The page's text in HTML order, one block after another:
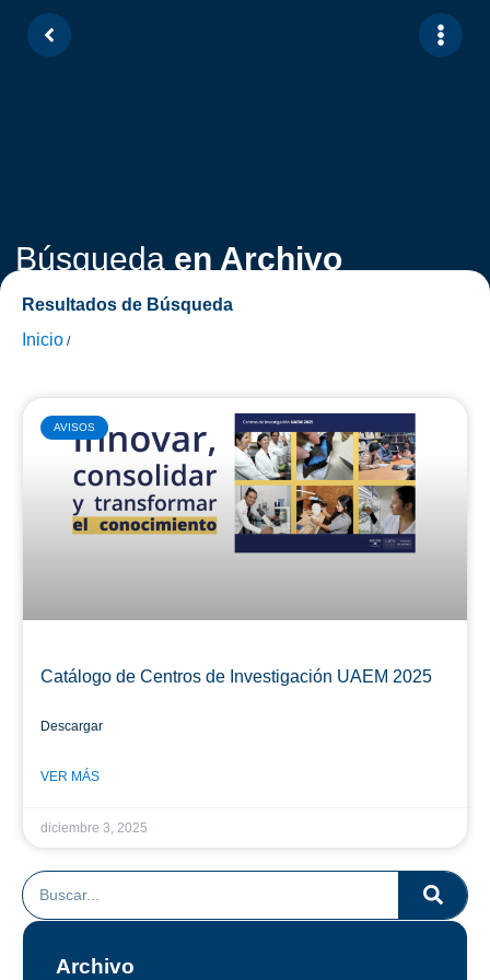
Búsqueda en Archivo
Resultados de Búsqueda
Inicio /
AVISOS
Catálogo de Centros de Investigación UAEM 2025
Descargar
VER MÁS
diciembre 3, 2025
Archivo